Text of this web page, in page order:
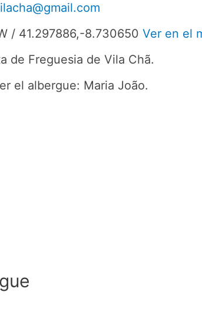
/ 41.297886,-8.730650 Ver en el
de Freguesia de Vila Chã.
el albergue: Maria João.